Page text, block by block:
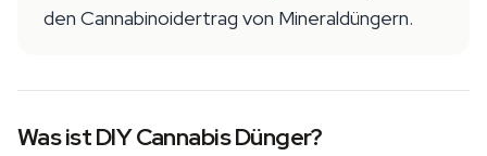
den Cannabinoidertrag von Mineraldüngern.
Was ist DIY Cannabis Dünger?